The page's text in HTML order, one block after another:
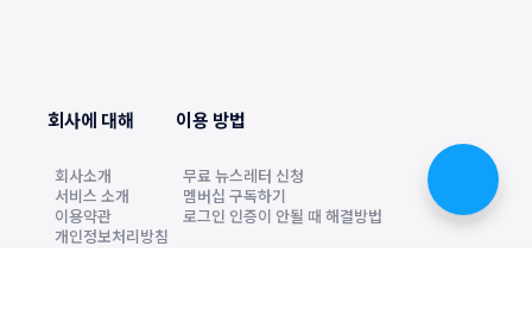
회사에 대해
회사소개
서비스 소개
이용약관
개인정보처리방침
이용 방법
무료 뉴스레터 신청
멤버십 구독하기
로그인 인증이 안될 때 해결방법